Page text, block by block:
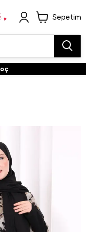
Sepetim